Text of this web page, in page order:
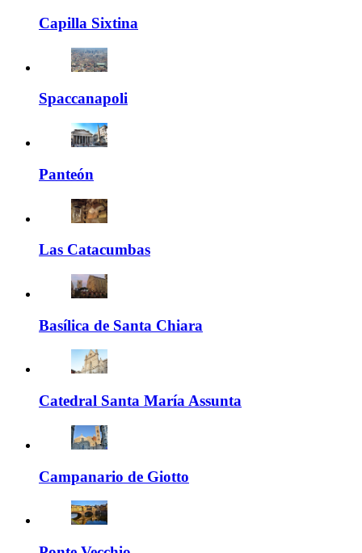
Capilla Sixtina
Spaccanapoli
Panteón
Las Catacumbas
Basílica de Santa Chiara
Catedral Santa María Assunta
Campanario de Giotto